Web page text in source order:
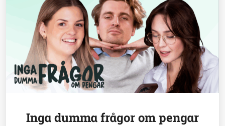
Inga dumma frågor om pengar